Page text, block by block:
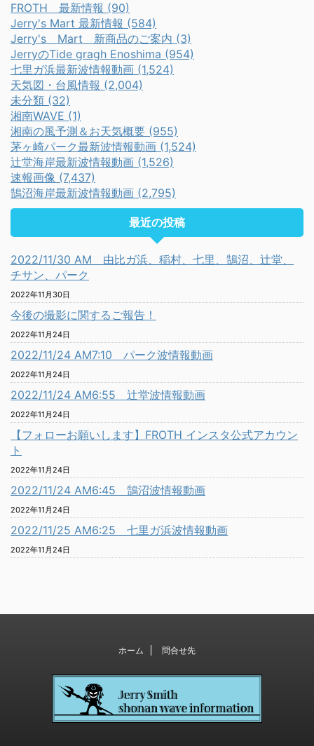
FROTH 最新情報 (90)
Jerry's Mart 最新情報 (584)
Jerry's Mart 新商品のご案内 (3)
JerryのTide gragh Enoshima (954)
七里ガ浜最新波情報動画 (1,524)
天気図・台風情報 (2,004)
未分類 (32)
湘南WAVE (1)
湘南の風予測＆お天気概要 (955)
茅ヶ崎パーク最新波情報動画 (1,524)
辻堂海岸最新波情報動画 (1,526)
速報画像 (7,437)
鵠沼海岸最新波情報動画 (2,795)
最近の投稿
2022/11/30 AM 由比ガ浜、稲村、七里、鵠沼、辻堂、
チサン、パーク
2022年11月30日
今後の撮影に関するご報告！
2022年11月24日
2022/11/24 AM7:10 パーク波情報動画
2022年11月24日
2022/11/24 AM6:55 辻堂波情報動画
2022年11月24日
【フォローお願いします】FROTH インスタ公式アカウン
ト
2022年11月24日
2022/11/24 AM6:45 鵠沼波情報動画
2022年11月24日
2022/11/25 AM6:25 七里ガ浜波情報動画
2022年11月24日
ホーム 問合せ先